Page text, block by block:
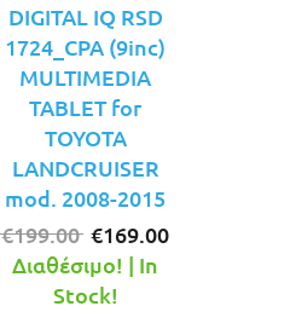
DIGITAL IQ RSD
1724_CPA (9inc)
MULTIMEDIA
TABLET for
TOYOTA
LANDCRUISER
mod. 2008-2015
€199.00 Original
price
was:
€169.00
Διαθέσιμο! | In
Stock!